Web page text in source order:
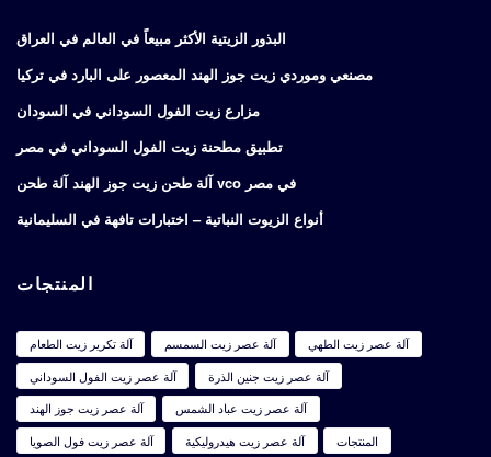
البذور الزيتية الأكثر مبيعاً في العالم في العراق
مصنعي وموردي زيت جوز الهند المعصور على البارد في تركيا
مزارع زيت الفول السوداني في السودان
تطبيق مطحنة زيت الفول السوداني في مصر
آلة طحن زيت جوز الهند آلة طحن vco في مصر
أنواع الزيوت النباتية – اختبارات تافهة في السليمانية
المنتجات
آلة تكرير زيت الطعام آلة عصر زيت السمسم
آلة عصر زيت الطهي
آلة عصر زيت الفول السوداني
آلة عصر زيت جنين الذرة
آلة عصر زيت جوز الهند
آلة عصر زيت عباد الشمس
آلة عصر زيت فول الصويا
آلة عصر زيت هيدروليكية المنتجات